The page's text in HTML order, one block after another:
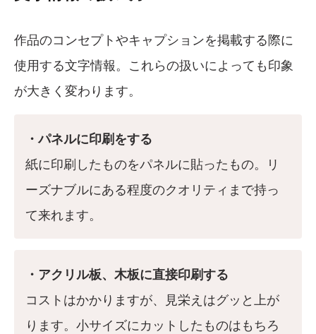
作品のコンセプトやキャプションを掲載する際に
使用する文字情報。これらの扱いによっても印象
が大きく変わります。
・パネルに印刷をする
紙に印刷したものをパネルに貼ったもの。リ
ーズナブルにある程度のクオリティまで持っ
て来れます。
・アクリル板、木板に直接印刷する
コストはかかりますが、見栄えはグッと上が
ります。小サイズにカットしたものはもちろ